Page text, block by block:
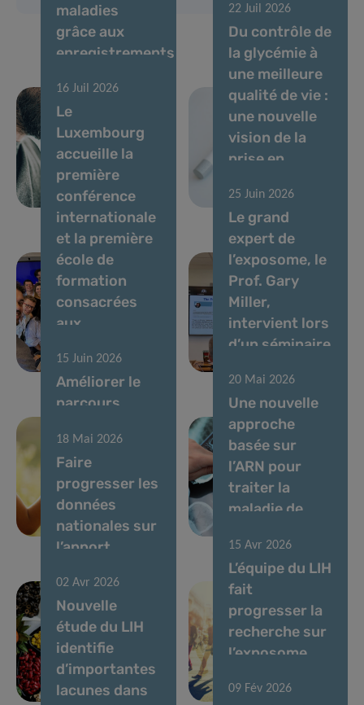
maladies
grâce aux
enregistrements
: des experts
établissent
des normes
pour les
biomarqueurs
vocaux
22 Juil 2026
Du contrôle de
la glycémie à
une meilleure
qualité de vie :
une nouvelle
vision de la
prise en
diabète
16 Juil 2026
Le
Luxembourg
accueille la
première
conférence
internationale
et la première
école de
formation
consacrées
aux
vocaux
25 Juin 2026
Le grand
expert de
l’exposome, le
Prof. Gary
Miller,
intervient lors
d’un séminaire
15 Juin 2026
Améliorer le
parcours
des enfants
atteints de
maladies rares
au
Luxembourg
20 Mai 2026
Une nouvelle
approche
basée sur
l’ARN pour
traiter la
maladie de
18 Mai 2026
Faire
progresser les
données
nationales sur
l’apport
l’évaluation
des risques
chimiques et
nutritionnels
au
Luxembourg
15 Avr 2026
L’équipe du LIH
fait
progresser la
recherche sur
l’exposome
humain
02 Avr 2026
Nouvelle
étude du LIH
identifie
d’importantes
lacunes dans
09 Fév 2026